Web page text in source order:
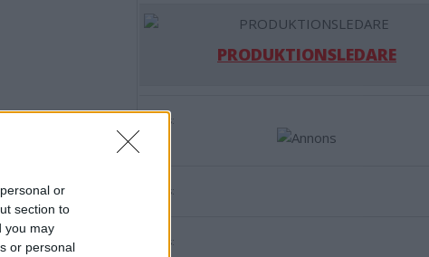
or
section to
you may
or personal
PRODUKTIONSLEDARE
Annons:
Annons:
Annons: